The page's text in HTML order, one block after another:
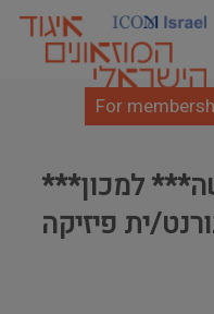
Skip
For
***המשרה אויישה*** למכון
ית פיזיקה